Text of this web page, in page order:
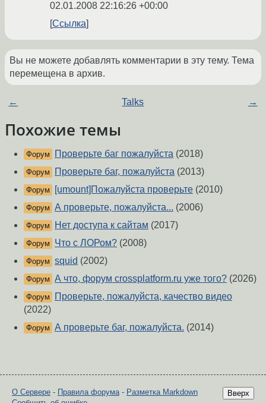
02.01.2008 22:16:26 +00:00
Ссылка
Вы не можете добавлять комментарии в эту тему. Тема
перемещена в архив.
← Talks →
Похожие темы
Форум Проверьте баг пожалуйста (2018)
Форум Проверьте баг, пожалуйста (2013)
Форум [umount]Пожалуйста проверьте (2010)
Форум А проверьте, пожалуйста... (2006)
Форум Нет доступа к сайтам (2017)
Форум Что с ЛОРом? (2008)
Форум squid (2002)
Форум А что, форум crossplatform.ru уже того? (2026)
Форум
Проверьте, пожалуйста, качество видео
(2022)
Форум А проверьте баг, пожалуйста. (2014)
Вверх
О Сервере - Правила форума- Разметка Markdown